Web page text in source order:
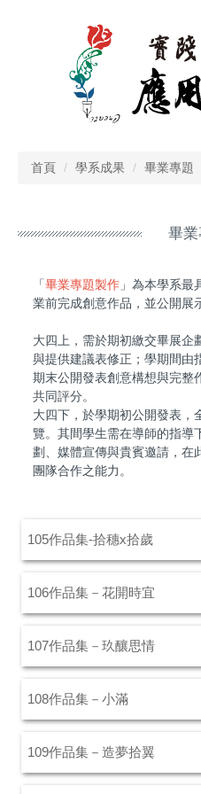
首頁 學系成果 畢業專題
畢業
「 畢業專題製作 」為本學系最
業前完成創意作品，並公開展
大四上，需於期初繳交畢展企
與提供建議表修正；學期間由
期末公開發表創意構想與完整
共同評分。
大四下，於學期初公開發表，
覽。其間學生需在導師的指導
劃、媒體宣傳與貴賓邀請，在
團隊合作之能力。
105作品集-拾穗x拾歲
106作品集－花開時宜
107作品集－玖釀思情
108作品集－小滿
109作品集－造夢拾翼